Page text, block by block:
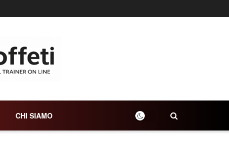
CHI SIAMO